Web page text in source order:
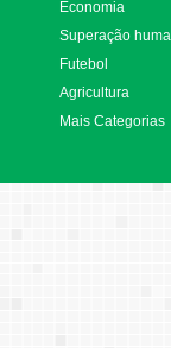
Economia
Superação
Futebol
Agricultura
Mais Categorias